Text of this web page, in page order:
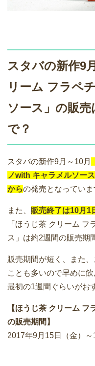
スタバの新作9
リーム フラペ
ソース」の販
で？
スタバの新作9月～10月
ノwith キャラメルソー
からの発売となっていま
また、 販売終了は10月1
「ほうじ茶 クリーム
ス」は約2週間の販売期
販売期間が短く、また
ことも多いので早めに
最初の1週間ぐらいがお
【ほうじ茶 クリーム
の販売期間】
2017年9月15日（金）～